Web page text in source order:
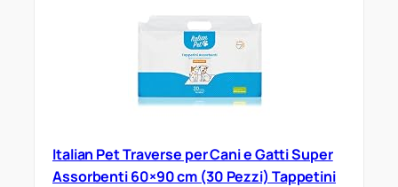
Italian Pet Traverse per Cani e Gatti Super
Assorbenti 60×90 cm (30 Pezzi) Tappetini